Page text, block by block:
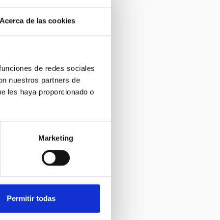
Acerca de las cookies
de redes sociales
nuestros partners de
les haya proporcionado o
Marketing
Permitir todas